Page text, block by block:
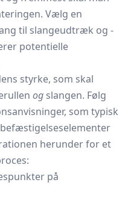
Vælg en
til slangeudtræk og -
potentielle
styrke, som skal
og slangen. Følg
som typisk
herunder for et
på